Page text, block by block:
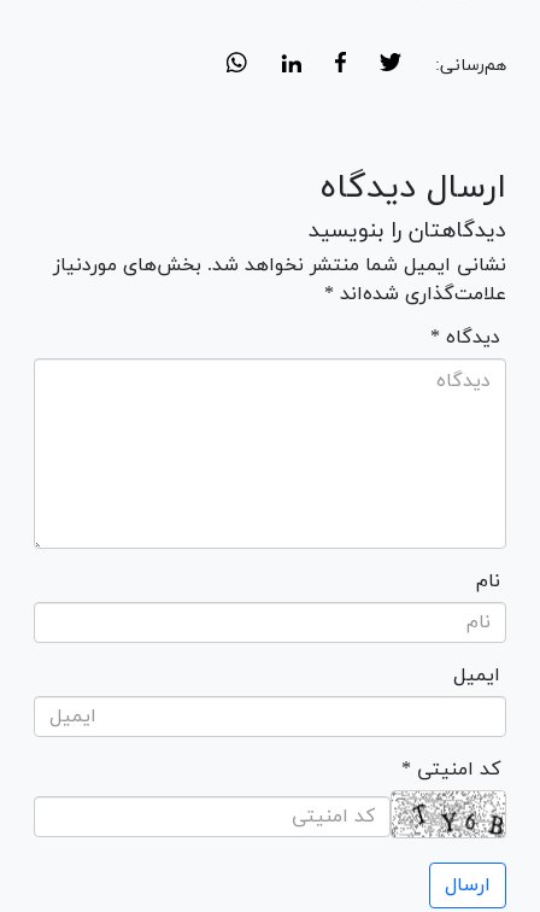
هم‌رسانی:
ارسال دیدگاه
دیدگاهتان را بنویسید
نشانی ایمیل شما منتشر نخواهد شد. بخش‌های موردنیاز
علامت‌گذاری شده‌اند *
* دیدگاه
نام
ایمیل
* کد امنیتی